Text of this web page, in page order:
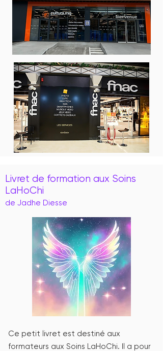
Livret de formation aux Soins
LaHoChi
de Jadhe Diesse
Ce petit livret est destiné aux
formateurs aux Soins LaHoChi. Il a pour